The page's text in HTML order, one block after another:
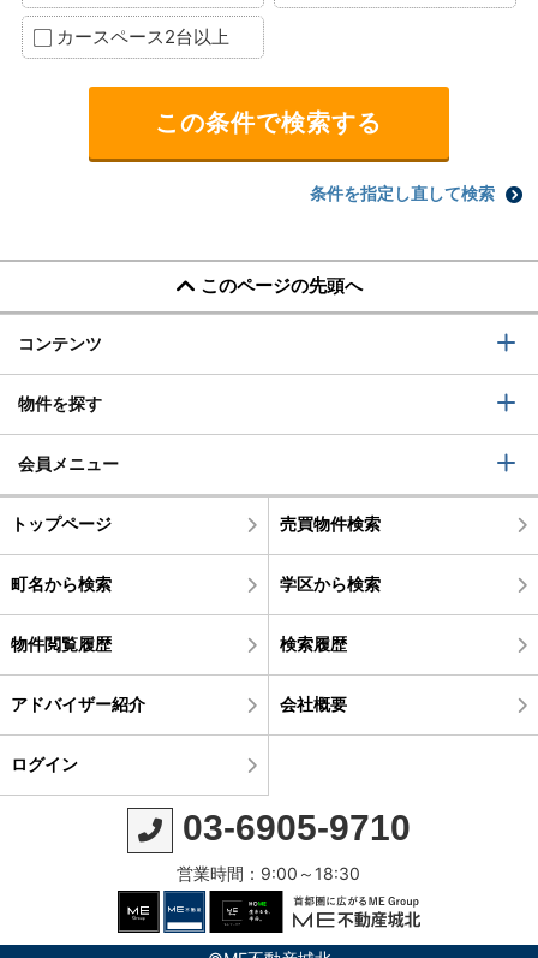
カースペース2台以上
条件を指定し直して検索
このページの先頭へ
コンテンツ
物件を探す
会員メニュー
トップページ 売買物件検索
町名から検索 学区から検索
物件閲覧履歴 検索履歴
アドバイザー紹介 会社概要
ログイン
03-6905-9710
営業時間：9:00～18:30